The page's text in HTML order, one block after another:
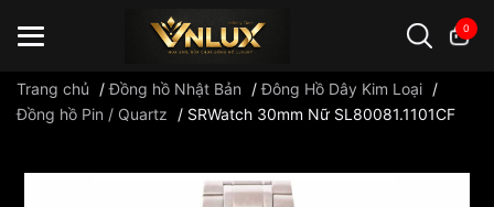
0
Trang chủ /Đồng hồ Nhật Bản /Đông Hồ Dây Kim Loại /
Đồng hồ Pin / Quartz
/ SRWatch 30mm Nữ SL80081.1101CF